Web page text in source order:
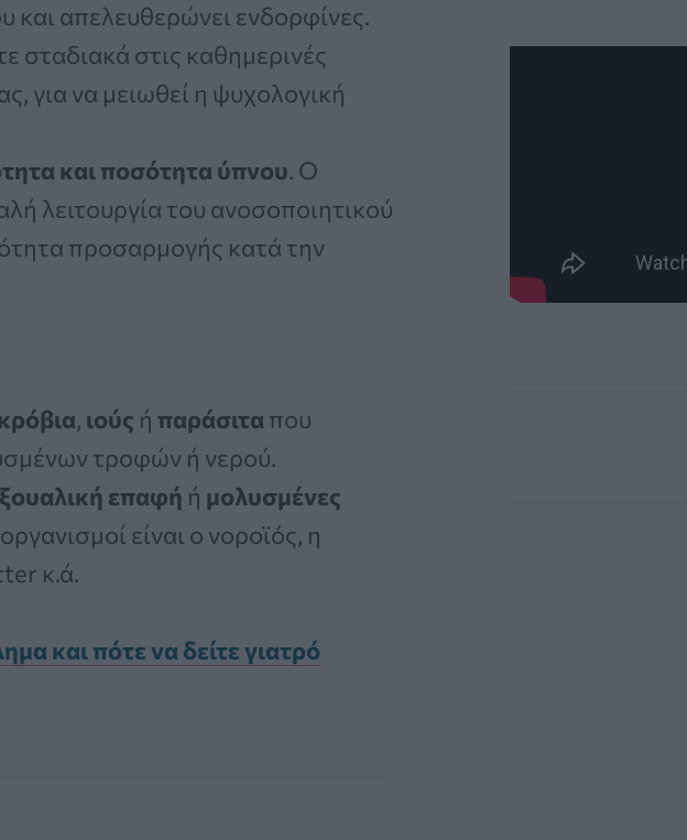
και απελευθερώνει ενδορφίνες.
σταδιακά στις καθημερινές
για να μειωθεί η ψυχολογική
και ποσότητα ύπνου. Ο
λειτουργία του ανοσοποιητικού
προσαρμογής κατά την
, ιούς ή παράσιτα που
τροφών ή νερού.
επαφή ή μολυσμένες
είναι ο νοροϊός, η
κ.ά.
και πότε να δείτε γιατρό